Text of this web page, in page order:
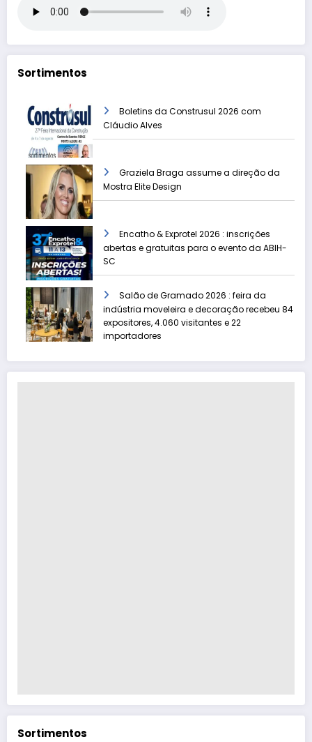
Sortimentos
Boletins da Construsul 2026 com
Cláudio Alves
Graziela Braga assume a direção da
Mostra Elite Design
Encatho & Exprotel 2026 : inscrições
abertas e gratuitas para o evento da ABIH-
SC
Salão de Gramado 2026 : feira da
indústria moveleira e decoração recebeu 84
expositores, 4.060 visitantes e 22
importadores
Sortimentos